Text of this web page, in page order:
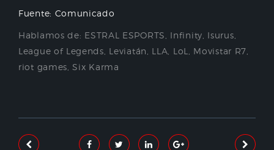
Fuente: Comunicado
Hablamos de: ESTRAL ESPORTS Infinity Isurus
League of Legends Leviatán LLA LoL Movistar R7
riot games ,Six Karma